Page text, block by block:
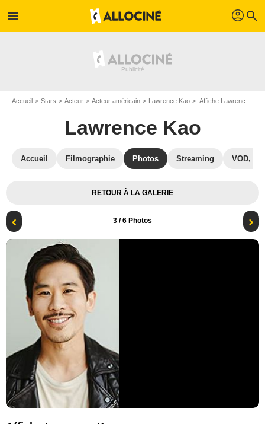
menu profil search
Accueil Stars Acteur Acteur américain Lawrence Kao Affiche Lawrence Kao
Lawrence Kao
Accueil Filmographie Photos Streaming VOD,
RETOUR À LA GALERIE
3 / 6 Photos